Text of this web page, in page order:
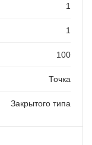
1
1
100
Точка
Закрытого типа